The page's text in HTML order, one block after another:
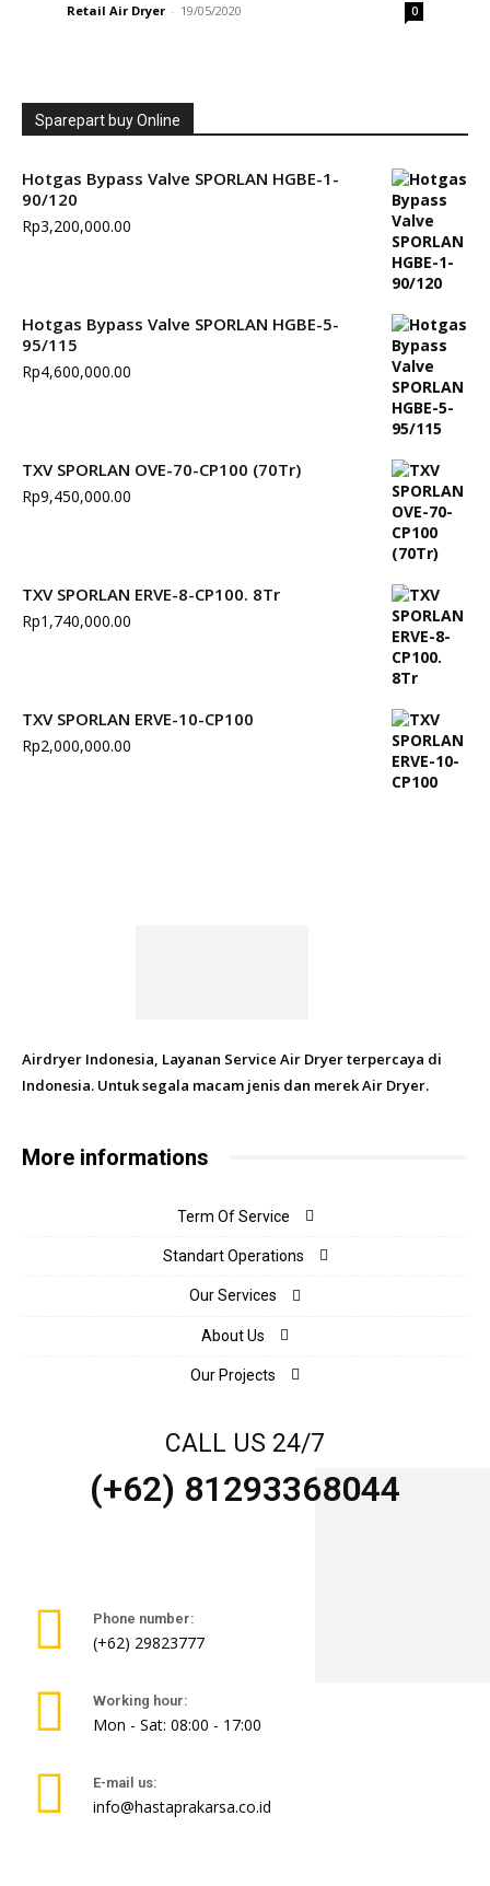
Retail Air Dryer - 19/05/2020 0
Sparepart buy Online
Hotgas Bypass Valve SPORLAN HGBE-1-
90/120
Rp3,200,000.00
Hotgas Bypass Valve SPORLAN HGBE-5-
95/115
Rp4,600,000.00
TXV SPORLAN OVE-70-CP100 (70Tr)
Rp9,450,000.00
TXV SPORLAN ERVE-8-CP100. 8Tr
Rp1,740,000.00
TXV SPORLAN ERVE-10-CP100
Rp2,000,000.00
Airdryer Indonesia, Layanan Service Air Dryer terpercaya di
Indonesia. Untuk segala macam jenis dan merek Air Dryer.
More informations
Term Of Service
Standart Operations
Our Services
About Us
Our Projects
CALL US 24/7
(+62) 81293368044
Phone number:
(+62) 29823777
Working hour:
Mon - Sat: 08:00 - 17:00
E-mail us:
info@hastaprakarsa.co.id